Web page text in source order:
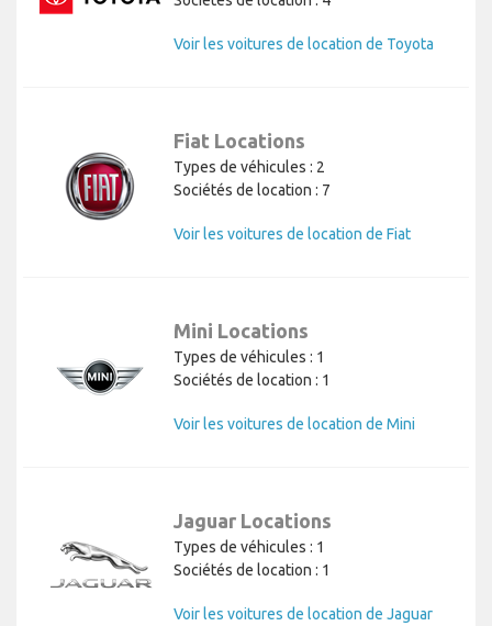
Voir les voitures de location de Toyota
Fiat Locations
Types de véhicules : 2
Sociétés de location : 7
Voir les voitures de location de Fiat
Mini Locations
Types de véhicules : 1
Sociétés de location : 1
Voir les voitures de location de Mini
Jaguar Locations
Types de véhicules : 1
Sociétés de location : 1
Voir les voitures de location de Jaguar